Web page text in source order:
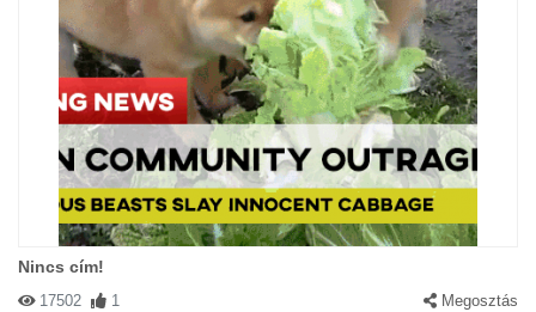
Nincs cím!
17502 1 Megosztás